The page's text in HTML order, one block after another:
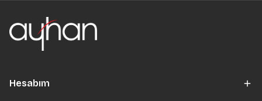
Hesabım